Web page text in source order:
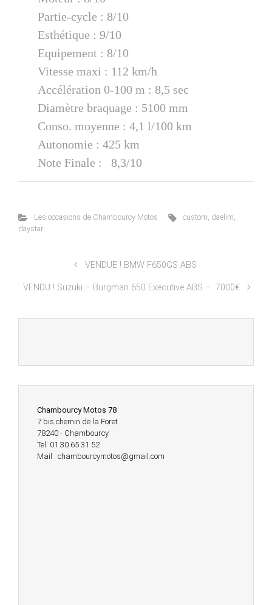
Partie-cycle : 8/10
Esthétique : 9/10
Equipement : 8/10
Vitesse maxi : 112 km/h
Accélération 0-100 m : 8,5 sec
Diamètre braquage : 5100 mm
Conso. moyenne : 4,1 l/100 km
Autonomie : 425 km
Note Finale : 8,3/10
Les occasions de Chambourcy Motos custom, daelim,
daystar
VENDUE ! BMW F650GS ABS
VENDU ! Suzuki – Burgman 650 Executive ABS – 7000€
Chambourcy Motos 78
7 bis chemin de la Foret
78240 - Chambourcy
Tel 01 30 65 31 52
Mail : chambourcymotos@gmail.com